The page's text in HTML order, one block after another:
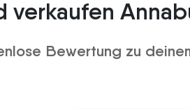
verkaufen
Bewertung zu